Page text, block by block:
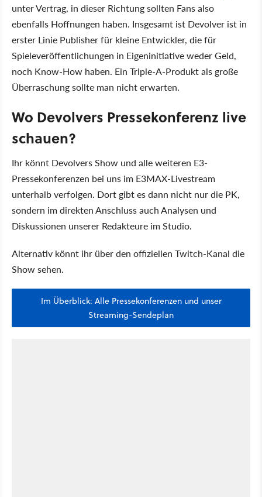
unter Vertrag, in dieser Richtung sollten Fans also
ebenfalls Hoffnungen haben. Insgesamt ist Devolver ist in
erster Linie Publisher für kleine Entwickler, die für
Spieleveröffentlichungen in Eigeninitiative weder Geld,
noch Know-How haben. Ein Triple-A-Produkt als große
Überraschung sollte man nicht erwarten.
Wo Devolvers Pressekonferenz live
schauen?
Ihr könnt Devolvers Show und alle weiteren E3-
Pressekonferenzen bei uns im E3MAX-Livestream
unterhalb verfolgen. Dort gibt es dann nicht nur die PK,
sondern im direkten Anschluss auch Analysen und
Diskussionen unserer Redakteure im Studio.
Alternativ könnt ihr über den offiziellen Twitch-Kanal die
Show sehen.
Im Überblick: Alle Pressekonferenzen und unser
Streaming-Sendeplan